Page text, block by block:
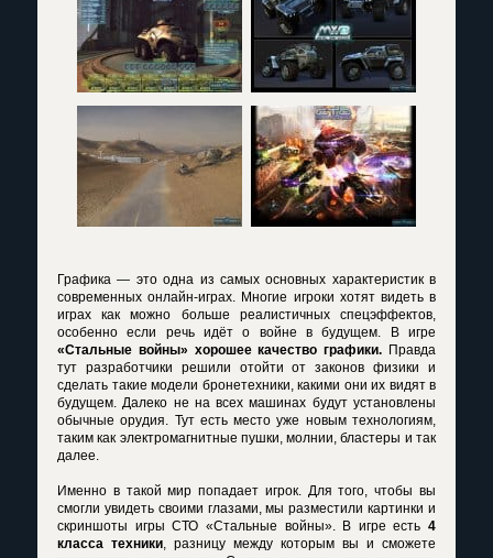
Графика — это одна из самых основных характеристик в
современных онлайн-играх. Многие игроки хотят видеть в
играх как можно больше реалистичных спецэффектов,
особенно если речь идёт о войне в будущем. В игре
«Стальные войны» хорошее качество графики. Правда
тут разработчики решили отойти от законов физики и
сделать такие модели бронетехники, какими они их видят в
будущем. Далеко не на всех машинах будут установлены
обычные орудия. Тут есть место уже новым технологиям,
таким как электромагнитные пушки, молнии, бластеры и так
далее.
Именно в такой мир попадает игрок. Для того, чтобы вы
смогли увидеть своими глазами, мы разместили картинки и
скриншоты игры СТО «Стальные войны». В игре есть 4
класса техники, разницу между которым вы и сможете